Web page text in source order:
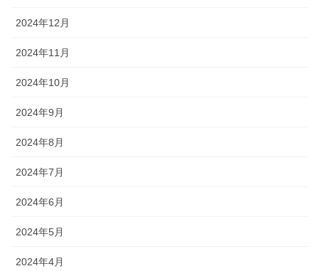
2024年12月
2024年11月
2024年10月
2024年9月
2024年8月
2024年7月
2024年6月
2024年5月
2024年4月